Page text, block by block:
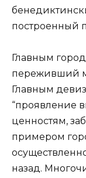
построенный
Главным
переживший
Главным
“проявление
ценностям,
примером
назад.